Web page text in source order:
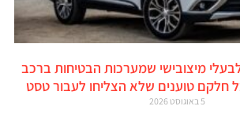
מיצובישי שמערכות הבטיחות ברכב
חלקם טוענים שלא הצליחו לעבור טסט
5 באוגוסט 2026